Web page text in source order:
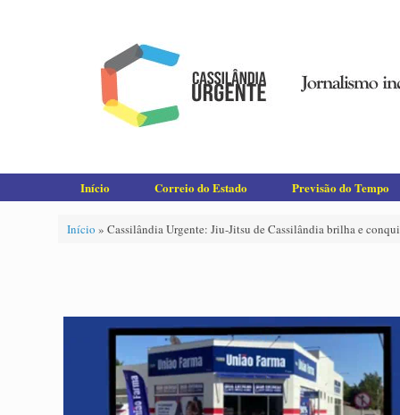
Início Correio do Estado Previsão do Tempo
Início » Cassilândia Urgente: Jiu-Jitsu de Cassilândia brilha e